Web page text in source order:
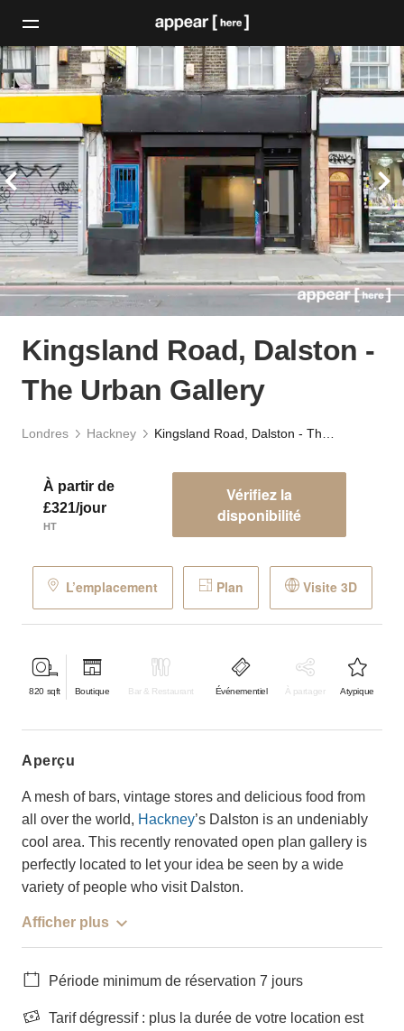
Kingsland Road, Dalston -
The Urban Gallery
Londres Hackney
À partir de
£321/jour
HT
Vérifiez la
disponibilité
L’emplacement Plan Visite 3D
820 sqft Boutique Bar & Restaurant Événementiel À partager Atypique
aperçu
A mesh of bars, vintage stores and delicious food from
all over the world, Hackney’s Dalston is an undeniably
cool area. This recently renovated open plan gallery is
perfectly located to let your idea be seen by a wide
variety of people who visit Dalston.
Afficher plus
Période minimum de réservation 7 jours
Tarif dégressif : plus la durée de votre location est